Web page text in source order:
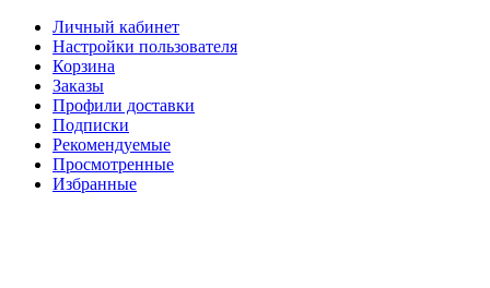
Личный кабинет
Настройки пользователя
Корзина
Заказы
Профили доставки
Подписки
Рекомендуемые
Просмотренные
Избранные